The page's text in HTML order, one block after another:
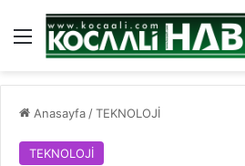
Menü
Anasayfa /TEKNOLOJİ
TEKNOLOJİ